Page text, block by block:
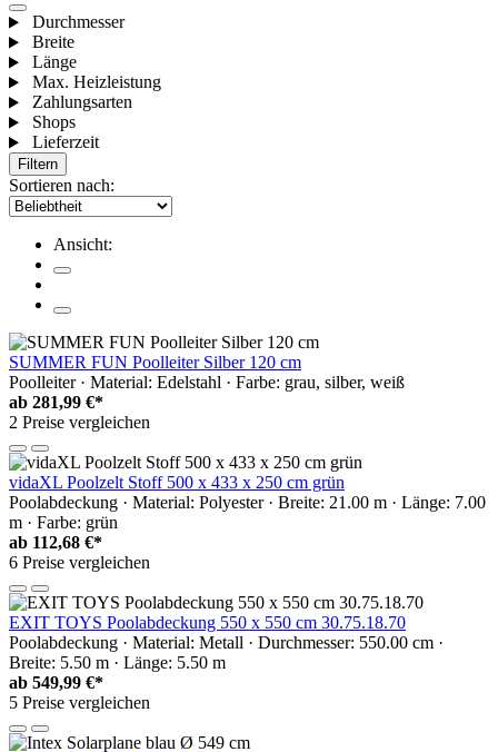
Durchmesser
Breite
Länge
Max. Heizleistung
Zahlungsarten
Shops
Lieferzeit
Filtern
Sortieren nach:
Ansicht:
SUMMER FUN Poolleiter Silber 120 cm
Poolleiter · Material: Edelstahl · Farbe: grau, silber, weiß
ab 281,99 €*
2 Preise vergleichen
vidaXL Poolzelt Stoff 500 x 433 x 250 cm grün
Poolabdeckung · Material: Polyester · Breite: 21.00 m · Länge: 7.00
m · Farbe: grün
ab 112,68 €*
6 Preise vergleichen
EXIT TOYS Poolabdeckung 550 x 550 cm 30.75.18.70
Poolabdeckung · Material: Metall · Durchmesser: 550.00 cm ·
Breite: 5.50 m · Länge: 5.50 m
ab 549,99 €*
5 Preise vergleichen